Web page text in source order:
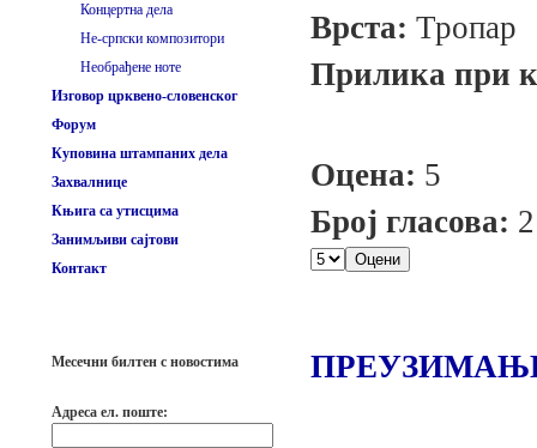
Концертна дела
Не-српски композитори
Необрађене ноте
Изговор црквено-словенског
Форум
Куповина штампаних дела
Захвалнице
Књига са утисцима
Занимљиви сајтови
Контакт
Месечни билтен с новостима
Адреса ел. поште:
Врста: Тропар
Прилика при
Оцена: 5
Број гласова: 2